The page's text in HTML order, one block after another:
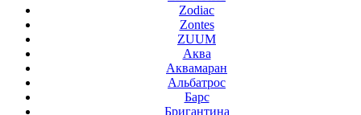
Zodiac
Zontes
ZUUM
Аква
Аквамаран
Альбатрос
Барс
Бригантина